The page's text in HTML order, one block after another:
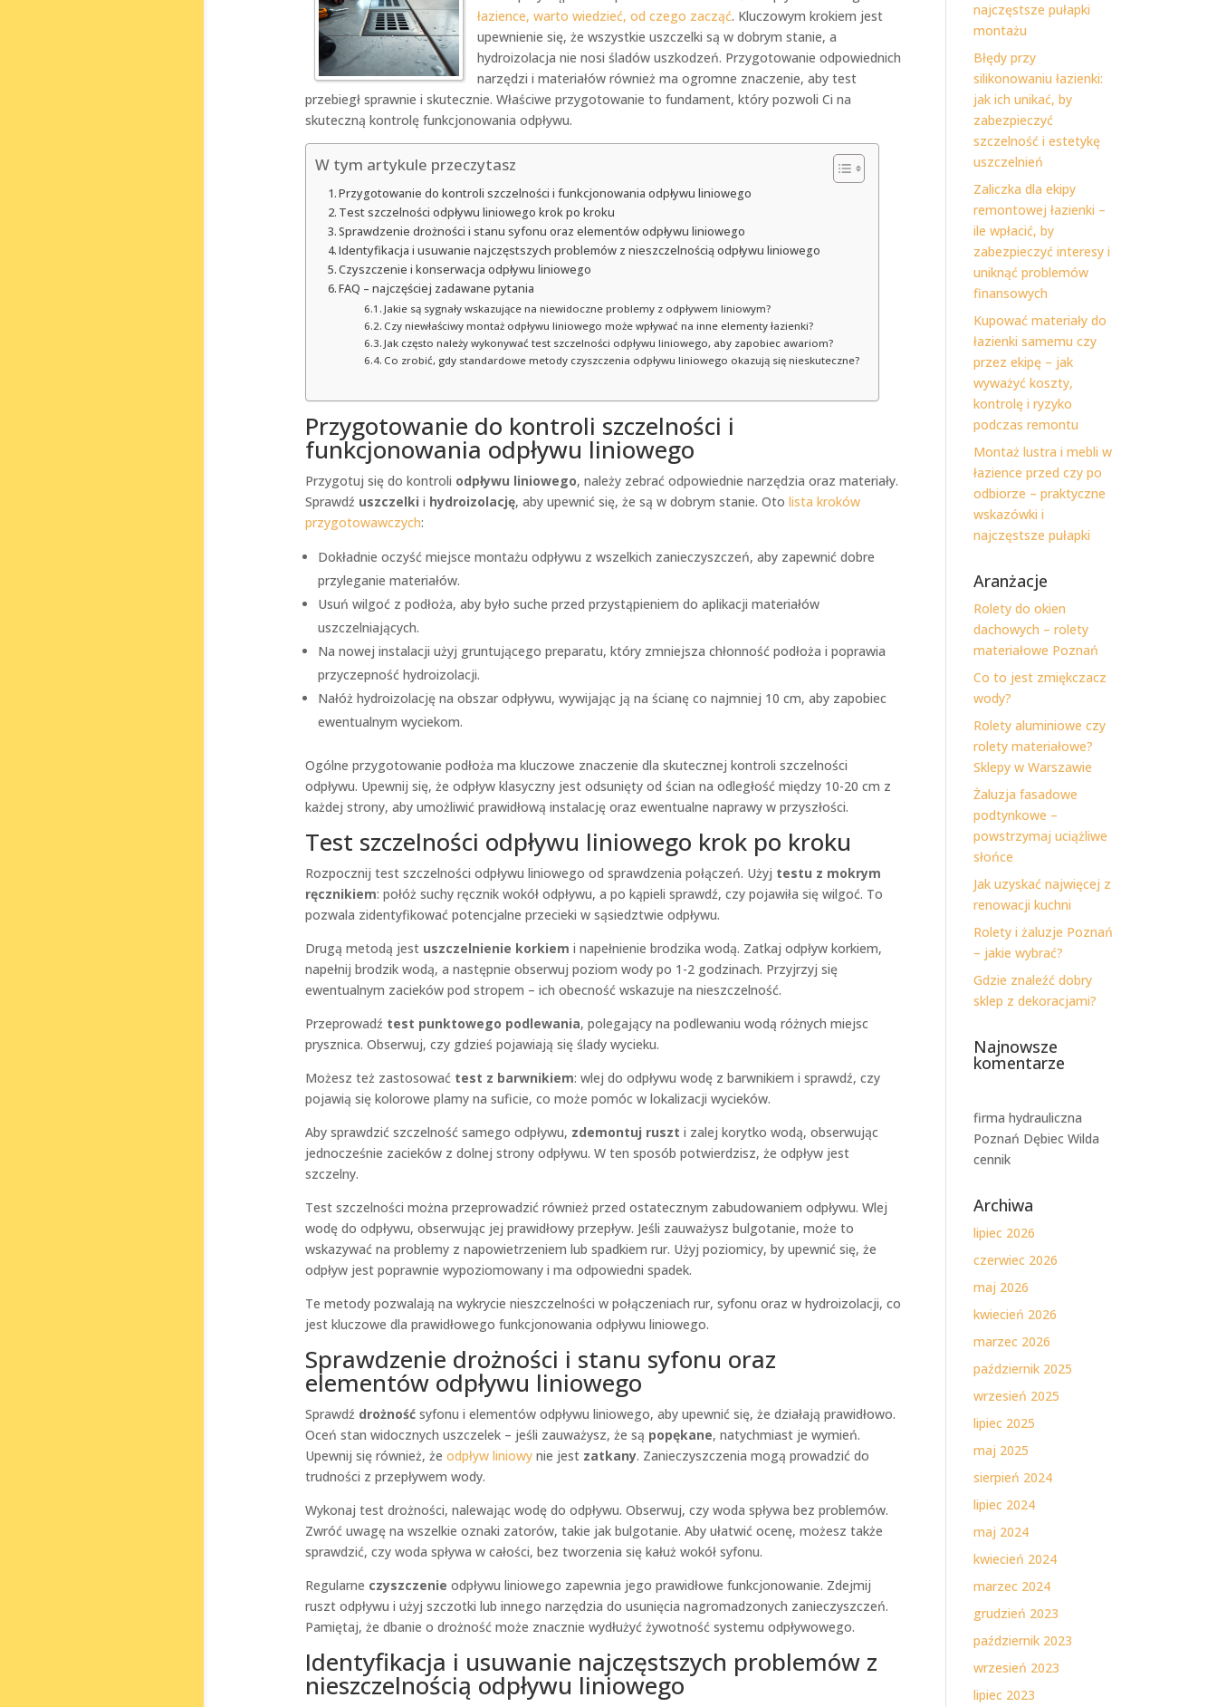
łazience, warto wiedzieć, od czego zacząć. Kluczowym krokiem jest
upewnienie się, że wszystkie uszczelki są w dobrym stanie, a
hydroizolacja nie nosi śladów uszkodzeń. Przygotowanie odpowiednich
narzędzi i materiałów również ma ogromne znaczenie, aby test
przebiegł sprawnie i skutecznie. Właściwe przygotowanie to fundament, który pozwoli Ci na
skuteczną kontrolę funkcjonowania odpływu.
W tym artykule przeczytasz
Przygotowanie do kontroli szczelności i funkcjonowania odpływu liniowego
Test szczelności odpływu liniowego krok po kroku
Sprawdzenie drożności i stanu syfonu oraz elementów odpływu liniowego
Identyfikacja i usuwanie najczęstszych problemów z nieszczelnością odpływu liniowego
Czyszczenie i konserwacja odpływu liniowego
FAQ – najczęściej zadawane pytania
Jakie są sygnały wskazujące na niewidoczne problemy z odpływem liniowym?
Czy niewłaściwy montaż odpływu liniowego może wpływać na inne elementy łazienki?
Jak często należy wykonywać test szczelności odpływu liniowego, aby zapobiec awariom?
Co zrobić, gdy standardowe metody czyszczenia odpływu liniowego okazują się nieskuteczne?
Przygotowanie do kontroli szczelności i
funkcjonowania odpływu liniowego
Przygotuj się do kontroli odpływu liniowego, należy zebrać odpowiednie narzędzia oraz materiały.
Sprawdź uszczelki i hydroizolację, aby upewnić się, że są w dobrym stanie. Oto lista kroków
przygotowawczych:
Dokładnie oczyść miejsce montażu odpływu z wszelkich zanieczyszczeń, aby zapewnić dobre
przyleganie materiałów.
Usuń wilgoć z podłoża, aby było suche przed przystąpieniem do aplikacji materiałów
uszczelniających.
Na nowej instalacji użyj gruntującego preparatu, który zmniejsza chłonność podłoża i poprawia
przyczepność hydroizolacji.
Nałóż hydroizolację na obszar odpływu, wywijając ją na ścianę co najmniej 10 cm, aby zapobiec
ewentualnym wyciekom.
Ogólne przygotowanie podłoża ma kluczowe znaczenie dla skutecznej kontroli szczelności
odpływu. Upewnij się, że odpływ klasyczny jest odsunięty od ścian na odległość między 10-20 cm z
każdej strony, aby umożliwić prawidłową instalację oraz ewentualne naprawy w przyszłości.
Test szczelności odpływu liniowego krok po kroku
Rozpocznij test szczelności odpływu liniowego od sprawdzenia połączeń. Użyj testu z mokrym
ręcznikiem: połóż suchy ręcznik wokół odpływu, a po kąpieli sprawdź, czy pojawiła się wilgoć. To
pozwala zidentyfikować potencjalne przecieki w sąsiedztwie odpływu.
Drugą metodą jest uszczelnienie korkiem i napełnienie brodzika wodą. Zatkaj odpływ korkiem,
napełnij brodzik wodą, a następnie obserwuj poziom wody po 1-2 godzinach. Przyjrzyj się
ewentualnym zacieków pod stropem – ich obecność wskazuje na nieszczelność.
Przeprowadź test punktowego podlewania, polegający na podlewaniu wodą różnych miejsc
prysznica. Obserwuj, czy gdzieś pojawiają się ślady wycieku.
Możesz też zastosować test z barwnikiem: wlej do odpływu wodę z barwnikiem i sprawdź, czy
pojawią się kolorowe plamy na suficie, co może pomóc w lokalizacji wycieków.
Aby sprawdzić szczelność samego odpływu, zdemontuj ruszt i zalej korytko wodą, obserwując
jednocześnie zacieków z dolnej strony odpływu. W ten sposób potwierdzisz, że odpływ jest
szczelny.
Test szczelności można przeprowadzić również przed ostatecznym zabudowaniem odpływu. Wlej
wodę do odpływu, obserwując jej prawidłowy przepływ. Jeśli zauważysz bulgotanie, może to
wskazywać na problemy z napowietrzeniem lub spadkiem rur. Użyj poziomicy, by upewnić się, że
odpływ jest poprawnie wypoziomowany i ma odpowiedni spadek.
Te metody pozwalają na wykrycie nieszczelności w połączeniach rur, syfonu oraz w hydroizolacji, co
jest kluczowe dla prawidłowego funkcjonowania odpływu liniowego.
Sprawdzenie drożności i stanu syfonu oraz
elementów odpływu liniowego
Sprawdź drożnośćsyfonu i elementów odpływu liniowego, aby upewnić się, że działają prawidłowo.
Oceń stan widocznych uszczelek – jeśli zauważysz, że są popękane, natychmiast je wymień.
Upewnij się również, że odpływ liniowynie jest zatkany. Zanieczyszczenia mogą prowadzić do
trudności z przepływem wody.
Wykonaj test drożności, nalewając wodę do odpływu. Obserwuj, czy woda spływa bez problemów.
Zwróć uwagę na wszelkie oznaki zatorów, takie jak bulgotanie. Aby ułatwić ocenę, możesz także
sprawdzić, czy woda spływa w całości, bez tworzenia się kałuż wokół syfonu.
Regularne czyszczenie odpływu liniowego zapewnia jego prawidłowe funkcjonowanie. Zdejmij
ruszt odpływu i użyj szczotki lub innego narzędzia do usunięcia nagromadzonych zanieczyszczeń.
Pamiętaj, że dbanie o drożność może znacznie wydłużyć żywotność systemu odpływowego.
Identyfikacja i usuwanie najczęstszych problemów z
nieszczelnością odpływu liniowego
najczęstsze pułapki
montażu
Błędy przy
silikonowaniu łazienki:
jak ich unikać, by
zabezpieczyć
szczelność i estetykę
uszczelnień
Zaliczka dla ekipy
remontowej łazienki –
ile wpłacić, by
zabezpieczyć interesy i
uniknąć problemów
finansowych
Kupować materiały do
łazienki samemu czy
przez ekipę – jak
wyważyć koszty,
kontrolę i ryzyko
podczas remontu
Montaż lustra i mebli w
łazience przed czy po
odbiorze – praktyczne
wskazówki i
najczęstsze pułapki
Aranżacje
Rolety do okien
dachowych – rolety
materiałowe Poznań
Co to jest zmiękczacz
wody?
Rolety aluminiowe czy
rolety materiałowe?
Sklepy w Warszawie
Żaluzja fasadowe
podtynkowe –
powstrzymaj uciążliwe
słońce
Jak uzyskać najwięcej z
renowacji kuchni
Rolety i żaluzje Poznań
– jakie wybrać?
Gdzie znaleźć dobry
sklep z dekoracjami?
Najnowsze
komentarze
firma hydrauliczna
Poznań Dębiec Wilda
cennik
Archiwa
lipiec 2026
czerwiec 2026
maj 2026
kwiecień 2026
marzec 2026
październik 2025
wrzesień 2025
lipiec 2025
maj 2025
sierpień 2024
lipiec 2024
maj 2024
kwiecień 2024
marzec 2024
grudzień 2023
październik 2023
wrzesień 2023
lipiec 2023